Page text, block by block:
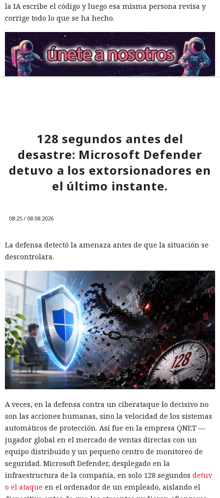
la IA escribe el código y luego esa misma persona revisa y
corrige todo lo que se ha hecho.
128 segundos antes del
desastre: Microsoft Defender
detuvo a los extorsionadores en
el último instante.
08:25 / 08.08.2026
La defensa detectó la amenaza antes de que la situación se
descontrolara.
A veces, en la defensa contra un ciberataque lo decisivo no
son las acciones humanas, sino la velocidad de los sistemas
automáticos de protección. Así fue en la empresa QNET —
jugador global en el mercado de ventas directas con un
equipo distribuido y un pequeño centro de monitoreo de
seguridad. Microsoft Defender, desplegado en la
infraestructura de la compañía, en solo 128 segundos detuv
o el ataque en el ordenador de un empleado, aislando el